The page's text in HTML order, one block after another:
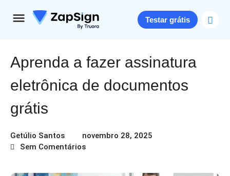
Testar grátis
Aprenda a fazer assinatura
eletrônica de documentos
grátis
Getúlio Santos
novembro 28, 2025
Sem Comentários